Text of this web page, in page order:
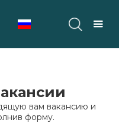
вам вакансию и
форму.